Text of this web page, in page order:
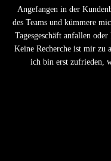
Angefangen in der
des Teams und kümmere
Tagesgeschäft anfallen
Keine Recherche ist mir zu
ich bin erst zufrieden,